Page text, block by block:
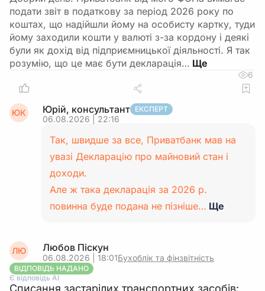
подати звіт в податкову за період 2026 року по
коштах, що надійшли йому на особисту картку, туди
йому заходили кошти у валюті з-за кордону і деякі
були як дохід від підприємницької діяльності. Я так
розумію, що це має бути декларація…
6
ЮК Юрій, консультант ЕКСПЕРТ
06.08.2026 | 22:16
Так, швидше за все, Приватбанк мав на
увазі Декларацію про майновий стан і
доходи.
Але ж така декларація за 2026 р.
повинна буде подана не пізніше… Ще
ЛЮ Любов Піскун
06.08.2026 | 18:01Бухоблік та фінзвітність
ВІДПОВІДЬ НАДАНО
Є відповідь АІ
Списання застарілих транспортних засобів: